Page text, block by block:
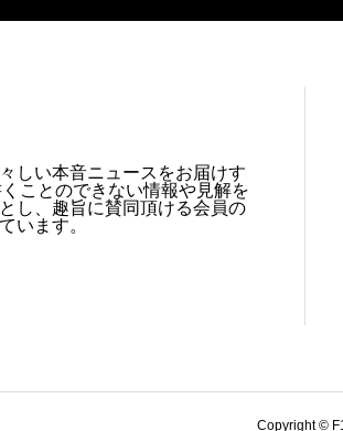
しい本音ニュースをお届けす
ことのできない情報や見解を
し、趣旨に賛同頂ける会員の
います。
Copyright ©